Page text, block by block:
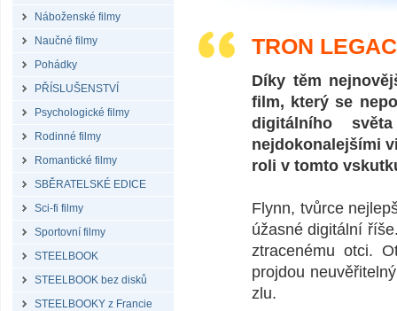
Náboženské filmy
Naučné filmy
Pohádky
PŘÍSLUŠENSTVÍ
Psychologické filmy
Rodinné filmy
Romantické filmy
SBĚRATELSKÉ EDICE
Sci-fi filmy
Sportovní filmy
STEELBOOK
STEELBOOK bez disků
STEELBOOKY z Francie
TRON
Díky těm
film, který se
digitálního
nejdokonalejšími
roli v tomto
Flynn, tvůrce
úžasné digitální
ztracenému otci.
projdou
zlu.